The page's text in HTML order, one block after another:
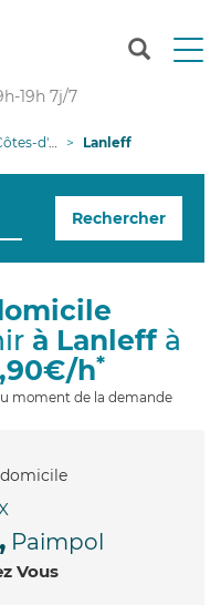
T
n
g
19h 7j/7
d'armor Lanleff
Rechercher
à Lanleffà
h*
moment de la demande
Paimpol
Vous